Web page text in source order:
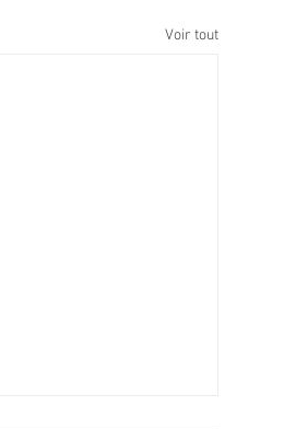
Voir tout